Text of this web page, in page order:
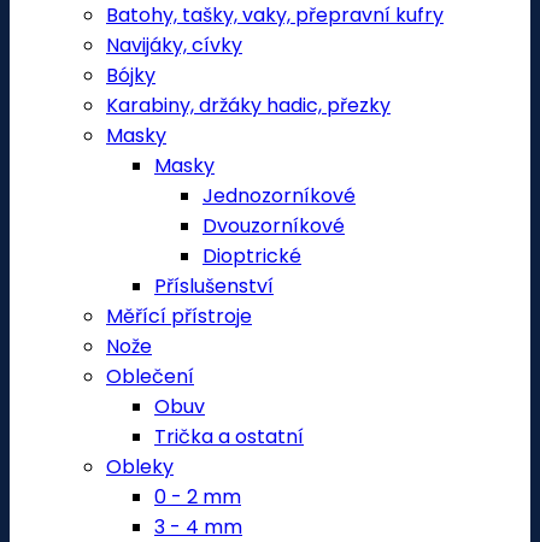
Batohy, tašky, vaky, přepravní kufry
Navijáky, cívky
Bójky
Karabiny, držáky hadic, přezky
Masky
Masky
Jednozorníkové
Dvouzorníkové
Dioptrické
Příslušenství
Měřící přístroje
Nože
Oblečení
Obuv
Trička a ostatní
Obleky
0 - 2 mm
3 - 4 mm